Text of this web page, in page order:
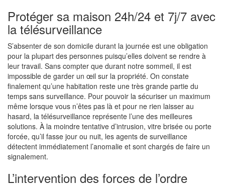
Protéger sa maison 24h/24 et 7j/7 avec
la télésurveillance
S’absenter de son domicile durant la journée est une obligation
pour la plupart des personnes puisqu’elles doivent se rendre à
leur travail. Sans compter que durant notre sommeil, il est
impossible de garder un œil sur la propriété. On constate
finalement qu’une habitation reste une très grande partie du
temps sans surveillance. Pour pouvoir la sécuriser un maximum
même lorsque vous n’êtes pas là et pour ne rien laisser au
hasard, la télésurveillance représente l’une des meilleures
solutions. À la moindre tentative d’intrusion, vitre brisée ou porte
forcée, qu’il fasse jour ou nuit, les agents de surveillance
détectent immédiatement l’anomalie et sont chargés de faire un
signalement.
L’intervention des forces de l’ordre